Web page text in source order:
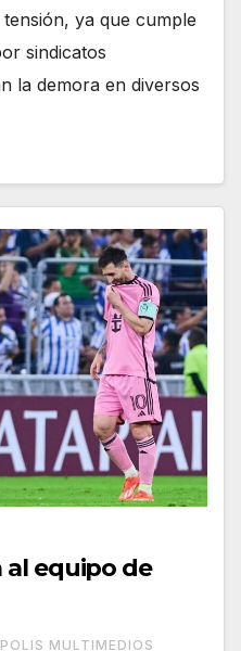
ya que cumple
sindicatos
la demora en diversos
equipo de
MULTIMEDIOS